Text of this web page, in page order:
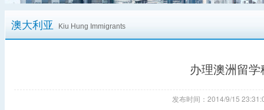
澳大利亚 Kiu Hung Immigrants
办理澳洲留
发布时间：2014/9/15